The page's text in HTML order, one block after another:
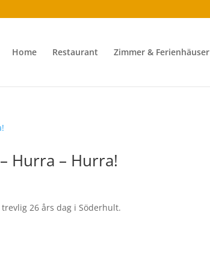
Home Restaurant Zimmer & Ferienhäuser
Hurra – Hurra!
26 års dag i Söderhult.